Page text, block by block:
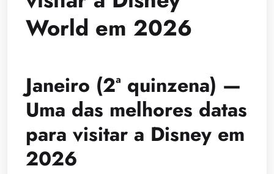
World em 2026
Janeiro (2ª quinzena) —
Uma das melhores datas
para visitar a Disney em
2026